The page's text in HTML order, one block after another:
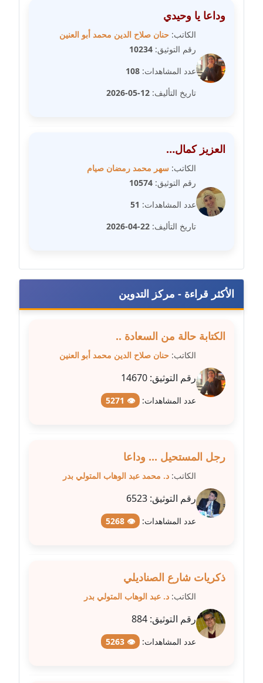
مدونة شيماء مكى
عاملة
عاملة
مدونة صفية الجيار
عاملة
مدونة طارق المسيري
عاملة
متوفي
مدونة طه ابوزيد
عاملة
مدونة طه عبد الوهاب
عاملة
مدونة عاصم عرابي
عاملة
مدونة عبد الرحمن محمد
مدونة عبد الكريم موسى
عاملة
مدونة عبير بسيوني
عاملة
مدونة عبير سعد
وداعا يا وحيدي
الكاتب: حنان صلاح الدين محمد أبو العنين
رقم التوثيق: 10234
عدد المشاهدات: 108
تاريخ التأليف: 12-05-2026
العزيز كمال…
الكاتب: سهر محمد رمضان صيام
رقم التوثيق: 10574
عدد المشاهدات: 51
تاريخ التأليف: 22-04-2026
الأكثر قراءة - مركز التدوين
الكتابة حالة من السعادة ..
الكاتب: حنان صلاح الدين محمد أبو العنين
رقم التوثيق: 14670
عدد المشاهدات: 👁 5271
رجل المستحيل ... وداعا
الكاتب: د. محمد عبد الوهاب المتولي بدر
رقم التوثيق: 6523
عدد المشاهدات: 👁 5268
ذكريات شارع الصناديلي
الكاتب: د. عبد الوهاب المتولي بدر
رقم التوثيق: 884
عدد المشاهدات: 👁 5263